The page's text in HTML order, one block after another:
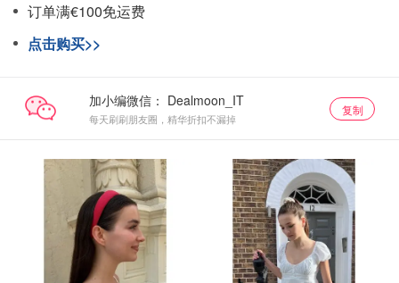
订单满€100免运费
点击购买>>
加小编微信：
每天刷刷朋友圈，精华折扣不漏掉
复制